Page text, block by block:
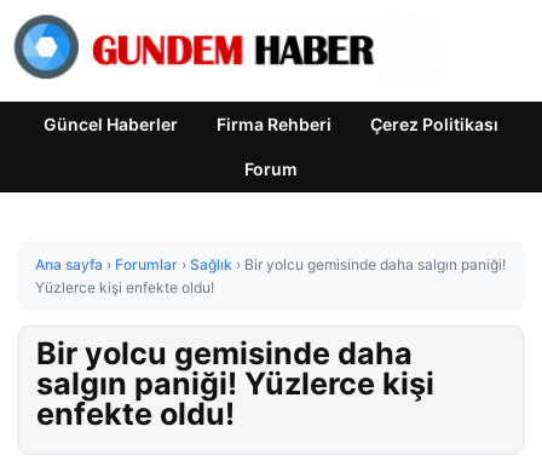
Güncel Haberler Firma Rehberi Çerez Politikası
Forum
Ana sayfa › Forumlar › Sağlık › Bir yolcu gemisinde daha salgın paniği!
Yüzlerce kişi enfekte oldu!
Bir yolcu gemisinde daha
salgın paniği! Yüzlerce kişi
enfekte oldu!